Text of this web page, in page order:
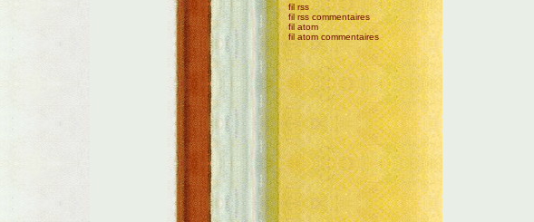
fil rss
fil rss commentaires
fil atom
fil atom commentaires